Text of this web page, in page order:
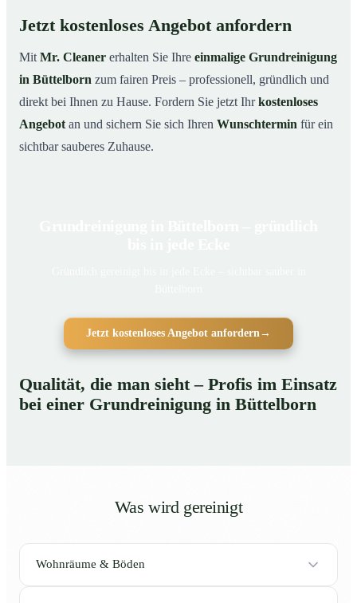
Jetzt kostenloses Angebot anfordern
Mit Mr. Cleaner erhalten Sie Ihre einmalige Grundreinigung
in Büttelborn zum fairen Preis – professionell, gründlich und
direkt bei Ihnen zu Hause. Fordern Sie jetzt Ihrkostenloses
Angebot an und sichern Sie sich Ihren Wunschtermin für ein
sichtbar sauberes Zuhause.
Jetzt kostenloses Angebot anfordern →
Qualität, die man sieht – Profis im Einsatz
bei einer Grundreinigung in Büttelborn
Was wird gereinigt
Wohnräume & Böden